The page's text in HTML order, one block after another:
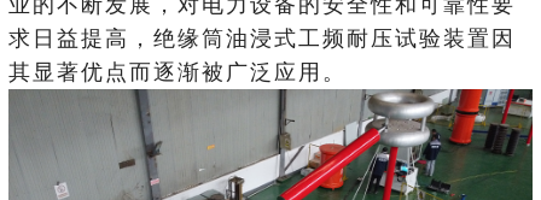
业的不断发展，对电力设备的安全性和可靠性要
求日益提高，绝缘筒油浸式工频耐压试验装置因
其显著优点而逐渐被广泛应用。